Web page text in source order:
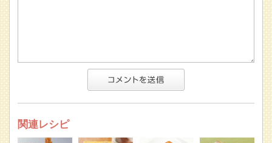
関連レシピ